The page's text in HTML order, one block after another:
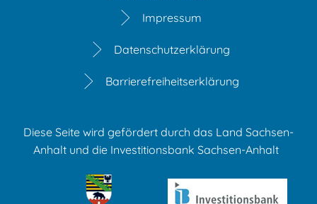
Impressum
Datenschutzerklärung
Barrierefreiheitserklärung
Diese Seite wird gefördert durch das Land Sachsen-
Anhalt und die Investitionsbank Sachsen-Anhalt